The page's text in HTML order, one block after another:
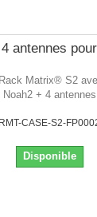
antennes
Matrix® S2
Noah2 + 4 antennes
RMT-CASE-S2-
Disponible